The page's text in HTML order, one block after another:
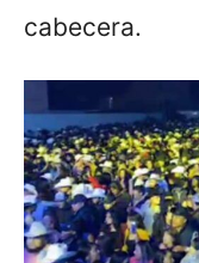
cabecera.